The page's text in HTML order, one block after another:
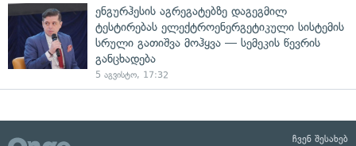
ენგურჰესის აგრეგატებზე დაგეგმილ
ტესტირებას ელექტროენერგეტიკული სისტემის
სრული გათიშვა მოჰყვა — სემეკის წევრის
განცხადება
5 აგვისტო, 17:32
ჩვენ შესახებ